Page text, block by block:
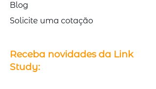
Blog
Solicite uma cotação
Receba novidades da Link
Study: